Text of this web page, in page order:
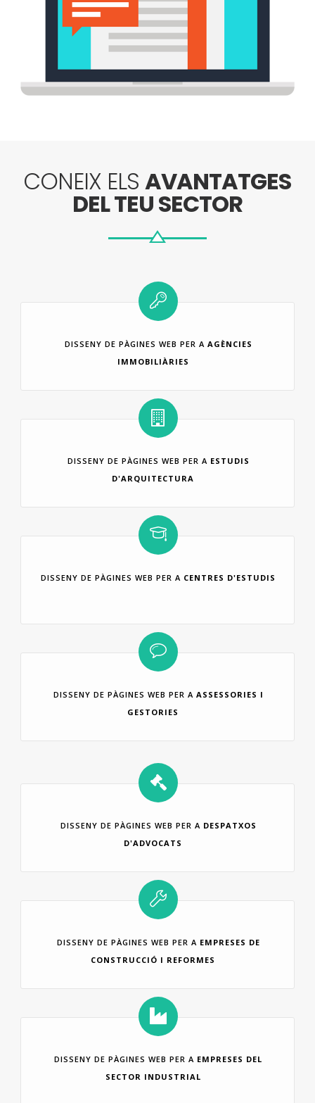
CONEIX ELSAVANTATGES
DEL TEU SECTOR
DISSENY DE PÀGINES WEB PER A AGÈNCIES
IMMOBILIÀRIES
DISSENY DE PÀGINES WEB PER A ESTUDIS
D'ARQUITECTURA
DISSENY DE PÀGINES WEB PER A CENTRES D'ESTUDIS
DISSENY DE PÀGINES WEB PER A ASSESSORIES I
GESTORIES
DISSENY DE PÀGINES WEB PER A DESPATXOS
D'ADVOCATS
DISSENY DE PÀGINES WEB PER A EMPRESES DE
CONSTRUCCIÓ I REFORMES
DISSENY DE PÀGINES WEB PER A EMPRESES DEL
SECTOR INDUSTRIAL